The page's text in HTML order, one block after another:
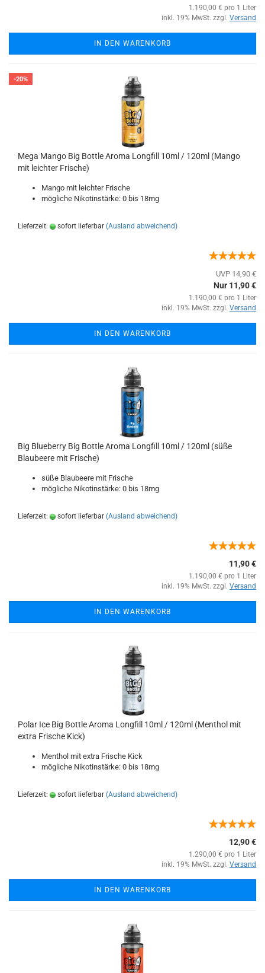
1.190,00 € pro 1 Liter
inkl. 19% MwSt. zzgl. Versand
IN DEN WARENKORB
-20%
Mega Mango Big Bottle Aroma Longfill 10ml / 120ml (Mango
mit leichter Frische)
Mango mit leichter Frische
mögliche Nikotinstärke: 0 bis 18mg
Lieferzeit: sofort lieferbar (Ausland abweichend)
UVP 14,90 €
Nur 11,90 €
1.190,00 € pro 1 Liter
inkl. 19% MwSt. zzgl. Versand
IN DEN WARENKORB
Big Blueberry Big Bottle Aroma Longfill 10ml / 120ml (süße
Blaubeere mit Frische)
süße Blaubeere mit Frische
mögliche Nikotinstärke: 0 bis 18mg
Lieferzeit: sofort lieferbar (Ausland abweichend)
11,90 €
1.190,00 € pro 1 Liter
inkl. 19% MwSt. zzgl. Versand
IN DEN WARENKORB
Polar Ice Big Bottle Aroma Longfill 10ml / 120ml (Menthol mit
extra Frische Kick)
Menthol mit extra Frische Kick
mögliche Nikotinstärke: 0 bis 18mg
Lieferzeit: sofort lieferbar (Ausland abweichend)
12,90 €
1.290,00 € pro 1 Liter
inkl. 19% MwSt. zzgl. Versand
IN DEN WARENKORB